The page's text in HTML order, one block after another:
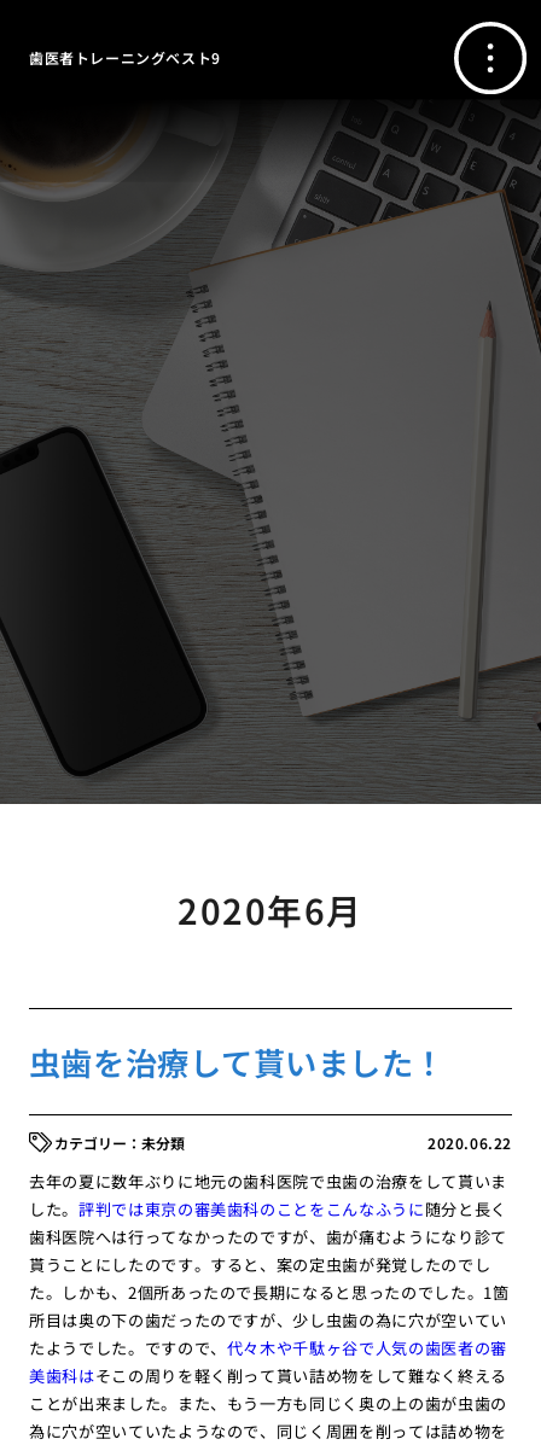
歯医者トレーニングベスト9
2020年6月
虫歯を治療して貰いました！
2020.06.22
未分類
去年の夏に数年ぶりに地元の歯科医院で虫歯の治療をして貰いま
した。 評判では東京の審美歯科のことをこんなふうに随分と長く
歯科医院へは行ってなかったのですが、歯が痛むようになり診て
貰うことにしたのです。すると、案の定虫歯が発覚したのでし
た。しかも、2個所あったので長期になると思ったのでした。1箇
所目は奥の下の歯だったのですが、少し虫歯の為に穴が空いてい
たようでした。ですので、 代々木や千駄ヶ谷で人気の歯医者の審
美歯科はそこの周りを軽く削って貰い詰め物をして難なく終える
ことが出来ました。また、もう一方も同じく奥の上の歯が虫歯の
為に穴が空いていたようなので、同じく周囲を削っては詰め物を